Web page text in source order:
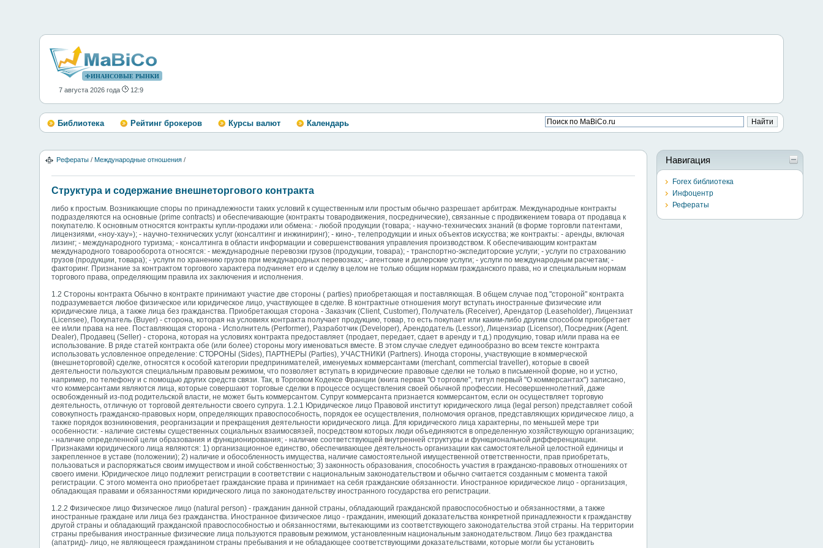
ФИНАНСОВЫЕ РЫНКИ
7 августа 2026 года 12:9
Библиотека Рейтинг брокеров Курсы валют Календарь
Рефераты / Международные отношения /
Структура и содержание внешнеторгового контракта
либо к простым. Возникающие споры по принадлежности таких условий к существенным или простым обычно разрешает арбитраж. Международные контракты
подразделяются на основные (prime contracts) и обеспечивающие (контракты товародвижения, посреднические), связанные с продвижением товара от продавца к
покупателю. К основным относятся контракты купли-продажи или обмена: - любой продукции (товара; - научно-технических знаний (в форме торговли патентами,
лицензиями, «ноу-хау»); - научно-технических услуг (консалтинг и инжиниринг); - кино-, телепродукции и иных объектов искусства; же контракты: - аренды, включая
лизинг; - международного туризма; - консалтинга в области информации и совершенствования управления производством. К обеспечивающим контрактам
международного товарооборота относятся: - международные перевозки грузов (продукции, товара); - транспортно-экспедиторские услуги; - услуги по страхованию
грузов (продукции, товара); - услуги по хранению грузов при международных перевозках; - агентские и дилерские услуги; - услуги по международным расчетам; -
факторинг. Признание за контрактом торгового характера подчиняет его и сделку в целом не только общим нормам гражданского права, но и специальным нормам
торгового права, определяющим правила их заключения и исполнения.
1.2 Стороны контракта Обычно в контракте принимают участие две стороны ( parties) приобретающая и поставляющая. В общем случае под "стороной" контракта
подразумевается любое физическое или юридическое лицо, участвующее в сделке. В контрактные отношения могут вступать иностранные физические или
юридические лица, а также лица без гражданства. Приобретающая сторона - Заказчик (Client, Customer), Получатель (Receiver), Арендатор (Leaseholder), Лицензиат
(Licensee), Покупатель (Buyer) - сторона, которая на условиях контракта получает продукцию, товар, то есть покупает или каким-либо другим способом приобретает
ее и/или права на нее. Поставляющая сторона - Исполнитель (Performer), Разработчик (Developer), Арендодатель (Lessor), Лицензиар (Licensor), Посредник (Agent.
Dealer), Продавец (Seller) - сторона, которая на условиях контракта предоставляет (продает, передает, сдает в аренду и т.д.) продукцию, товар и/или права на ее
использование. В ряде статей контракта обе (или более) стороны могу именоваться вместе. В этом случае следует единообразно во всем тексте контракта
использовать условленное определение: СТОРОНЫ (Sides), ПАРТНЕРЫ (Parties), УЧАСТНИКИ (Partners). Иногда стороны, участвующие в коммерческой
(внешнеторговой) сделке, относятся к особой категории предпринимателей, именуемых коммерсантами (merchant, commercial traveller), которые в своей
деятельности пользуются специальным правовым режимом, что позволяет вступать в юридические правовые сделки не только в письменной форме, но и устно,
например, по телефону и с помощью других средств связи. Так, в Торговом Кодексе Франции (книга первая "О торговле", титул первый "О коммерсантах") записано,
что коммерсантами являются лица, которые совершают торговые сделки в процессе осуществления своей обычной профессии. Несовершеннолетний, даже
освобожденный из-под родительской власти, не может быть коммерсантом. Супруг коммерсанта признается коммерсантом, если он осуществляет торговую
деятельность, отличную от торговой деятельности своего супруга. 1.2.1 Юридическое лицо Правовой институт юридического лица (legal person) представляет собой
совокупность гражданско-правовых норм, определяющих правоспособность, порядок ее осуществления, полномочия органов, представляющих юридическое лицо, а
также порядок возникновения, реорганизации и прекращения деятельности юридического лица. Для юридического лица характерны, по меньшей мере три
особенности: - наличие системы существенных социальных взаимосвязей, посредством которых люди объединяются в определенную хозяйствующую организацию;
- наличие определенной цели образования и функционирования; - наличие соответствующей внутренней структуры и функциональной дифференциации.
Признаками юридического лица являются: 1) организационное единство, обеспечивающее деятельность организации как самостоятельной целостной единицы и
закрепленное в уставе (положении); 2) наличие и обособленность имущества, наличие самостоятельной имущественной ответственности, прав приобретать,
пользоваться и распоряжаться своим имуществом и иной собственностью; 3) законность образования, способность участия в гражданско-правовых отношениях от
своего имени. Юридическое лицо подлежит регистрации в соответствии с национальным законодательством и обычно считается созданным с момента такой
регистрации. С этого момента оно приобретает гражданские права и принимает на себя гражданские обязанности. Иностранное юридическое лицо - организация,
обладающая правами и обязанностями юридического лица по законодательству иностранного государства его регистрации.
1.2.2 Физическое лицо Физическое лицо (natural person) - гражданин данной страны, обладающий гражданской правоспособностью и обязанностями, а также
иностранные граждане или лица без гражданства. Иностранное физическое лицо - гражданин, имеющий доказательства конкретной принадлежности к гражданству
другой страны и обладающий гражданской правоспособностью и обязанностями, вытекающими из соответствующего законодательства этой страны. На территории
страны пребывания иностранные физические лица пользуются правовым режимом, установленным национальным законодательством. Лицо без гражданства
(апатрид)- лицо, не являющееся гражданином страны пребывания и не обладающее соответствующими доказательствами, которые могли бы установить
Навигация
Forex библиотека
Инфоцентр
Рефераты